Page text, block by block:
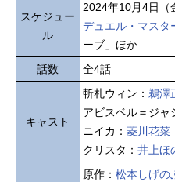
スケジュー
ル
2024年10月4日（
デュエル・マスタ
ーブ」ほか
話数
全4話
キャスト
斬札ウィン： 鵜澤
アビスベル＝ジャ
ニイカ： 菱川花菜
クリスタ： 井上ほ
原作： 松本しげの